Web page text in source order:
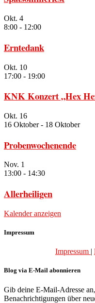
Okt. 4
8:00 - 12:00
Erntedank
Okt. 10
17:00 - 19:00
KNK Konzert „Hex
Okt. 16
16 Oktober- 18 Oktober
Probenwochenende
Nov. 1
13:00 - 14:30
Allerheiligen
Kalender anzeigen
Impressum
Impressum |
Blog via E-Mail abonnieren
Gib deine E-Mail-Adresse
Benachrichtigungen über